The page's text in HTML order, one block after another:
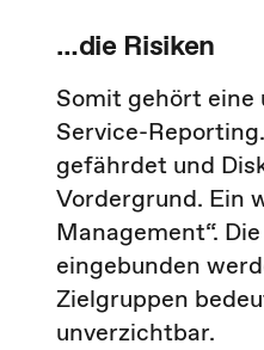
…die Risiken
Somit gehört eine
Service-
gefährdet und
Vordergrund. Ein
Management“.
eingebunden
Zielgruppen
unverzichtbar.